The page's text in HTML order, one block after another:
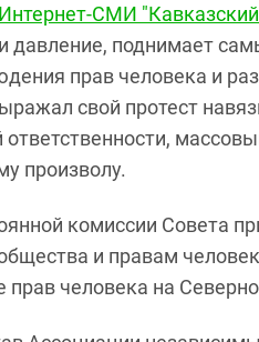
СМИ "Кавказский
давление, поднимает
прав человека и
свой протест
ответственности,
произволу.
комиссии Совета
и правам
прав человека на